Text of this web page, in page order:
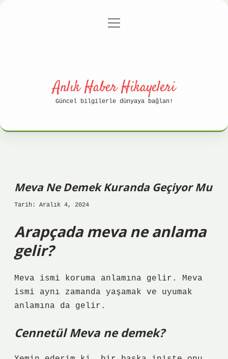
Gizlilik Politikası
menüyü
Anlık Haber Hikayeleri
Güncel bilgilerle dünyaya bağlan!
Meva Ne Demek Kuranda Geçiyor Mu
Tarih: Aralık 4, 2024
Arapçada meva ne anlama
gelir?
Meva ismi koruma anlamına gelir. Meva
ismi aynı zamanda yaşamak ve uyumak
anlamına da gelir.
Cennetül Meva ne demek?